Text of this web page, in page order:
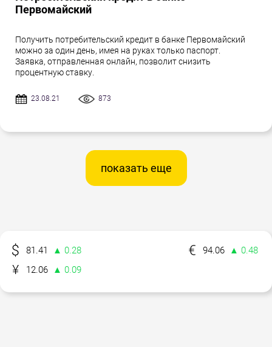
Первомайский
Получить потребительский кредит в банке Первомайский
можно за один день, имея на руках только паспорт.
Заявка, отправленная онлайн, позволит снизить
процентную ставку.
23.08.21 873
показать еще
81.41 ▲ 0.28 94.06
▲ 0.48
12.06
▲ 0.09